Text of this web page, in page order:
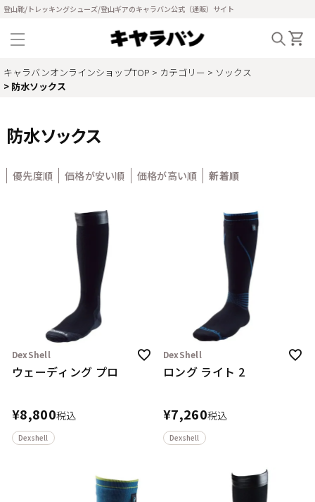
登山靴/トレッキングシューズ/登山ギアのキャラバン公式（通販）サイト
キャラバンオンラインショップTOP カテゴリー
ソックス
防水ソックス
防水ソックス
優先度順 価格が安い順 価格が高い順 新着順
DexShell
ウェーディング プロ
¥8,800税込
Dexshell
DexShell
ロング ライト 2
¥7,260税込
Dexshell